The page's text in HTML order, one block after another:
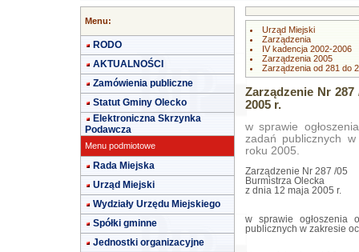
Menu:
RODO
AKTUALNOŚCI
Zamówienia publiczne
Statut Gminy Olecko
Elektroniczna Skrzynka
Podawcza
Menu podmiotowe
Rada Miejska
Urząd Miejski
Wydziały Urzędu Miejskiego
Spółki gminne
Jednostki organizacyjne
Urząd Miejski
Zarządzenia
IV kadencja 2002-2006
Zarządzenia 2005
Zarządzenia od 281 do
Zarządzenie Nr
2005 r.
w sprawie
zadań publicznych
roku 2005.
Zarządzenie Nr 287 /05
Burmistrza Olecka
z dnia 12 maja 2005 r.
w sprawie ogłoszenia
publicznych w zakresie